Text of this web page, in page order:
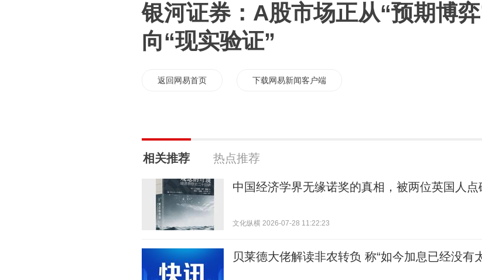
银河证券：A股市场正从“预期博
向“现实验证”
返回网易首页 下载网易新闻客户端
相关推荐 热点推荐
中国经济学界无缘诺奖的真相，被两位英国人点
文化纵横 2026-07-28 11:22:23
贝莱德大佬解读非农转负 称“如今加息已经没有